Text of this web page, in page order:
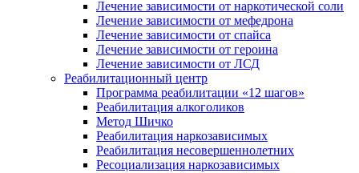
Лечение зависимости от наркотической соли
Лечение зависимости от мефедрона
Лечение зависимости от спайса
Лечение зависимости от героина
Лечение зависимости от ЛСД
Реабилитационный центр
Программа реабилитации «12 шагов»
Реабилитация алкоголиков
Метод Шичко
Реабилитация наркозависимых
Реабилитация несовершеннолетних
Ресоциализация наркозависимых